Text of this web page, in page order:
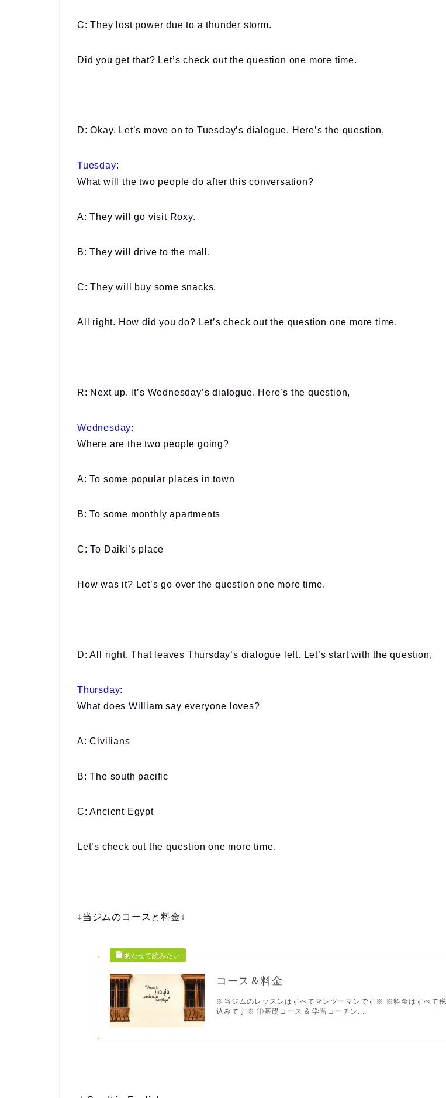
C: They lost power due to a thunder storm.
Did you get that? Let’s check out the question one more time.
D: Okay. Let’s move on to Tuesday’s dialogue. Here’s the question,
Tuesday:
What will the two people do after this conversation?
A: They will go visit Roxy.
B: They will drive to the mall.
C: They will buy some snacks.
All right. How did you do? Let’s check out the question one more time.
R: Next up. It’s Wednesday’s dialogue. Here’s the question,
Wednesday:
Where are the two people going?
A: To some popular places in town
B: To some monthly apartments
C: To Daiki’s place
How was it? Let’s go over the question one more time.
D: All right. That leaves Thursday’s dialogue left. Let’s start with the question,
Thursday:
What does William say everyone loves?
A: Civilians
B: The south pacific
C: Ancient Egypt
Let’s check out the question one more time.
↓当ジムのコースと料金↓
コース＆料金
※当ジムのレッスンはすべてマンツーマンです※ ※料金はすべて税
込みです※ ①基礎コース & 学習コーチン...